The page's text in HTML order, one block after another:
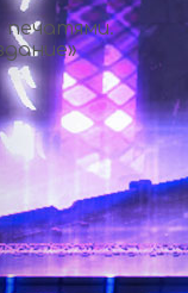
печатями.
»